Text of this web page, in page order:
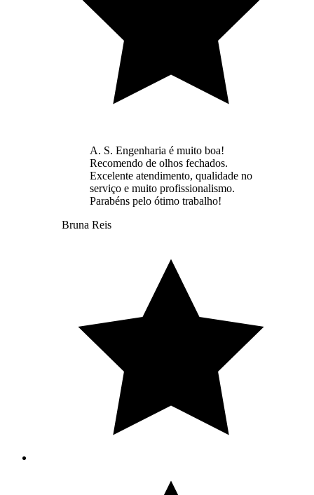
A. S. Engenharia é muito boa!
Recomendo de olhos fechados.
Excelente atendimento, qualidade no
serviço e muito profissionalismo.
Parabéns pelo ótimo trabalho!
Bruna Reis